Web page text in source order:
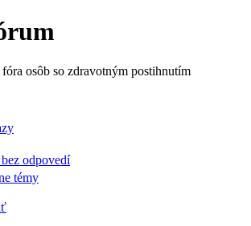
osôb so zdravotným postihnutím
odpovedí
témy